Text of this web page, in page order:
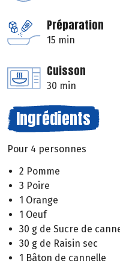
Préparation
15 min
Cuisson
30 min
Ingrédients
Pour 4 personnes
2 Pomme
3 Poire
1 Orange
1 Oeuf
30 g de Sucre de
30 g de Raisin sec
1 Bâton de cannelle